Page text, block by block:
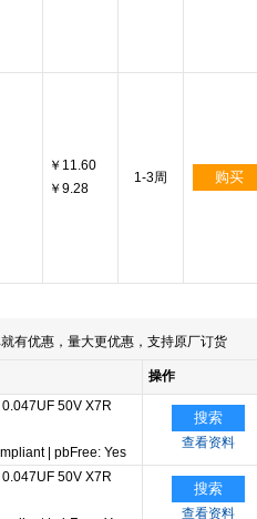
￥11.60
￥9.28
1-3周 购买
有优惠，量大更优惠，支持原厂订货
操作
50V X7R
pbFree: Yes
搜索
查看资料
50V X7R
搜索
查看资料